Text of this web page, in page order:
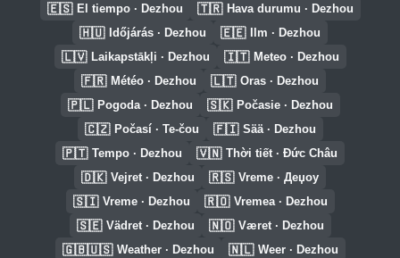
🇪🇸 El tiempo · Dezhou 🇹🇷 Hava durumu · Dezhou
🇭🇺 Időjárás · Dezhou 🇪🇪 Ilm · Dezhou
🇱🇻 Laikapstākļi · Dezhou 🇮🇹 Meteo · Dezhou
🇫🇷 Météo · Dezhou 🇱🇹 Oras · Dezhou
🇵🇱 Pogoda · Dezhou 🇸🇰 Počasie · Dezhou
🇨🇿 Počasí · Te-čou 🇫🇮 Sää · Dezhou
🇵🇹 Tempo · Dezhou 🇻🇳 Thời tiết · Đức Châu
🇩🇰 Vejret · Dezhou 🇷🇸 Vreme · Деџоу
🇸🇮 Vreme · Dezhou 🇷🇴 Vremea · Dezhou
🇸🇪 Vädret · Dezhou 🇳🇴 Været · Dezhou
🇬🇧🇺🇸 Weather · Dezhou 🇳🇱 Weer · Dezhou